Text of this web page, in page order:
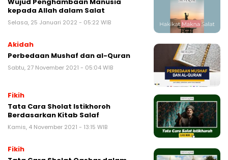
Wujud Penghambaan Manusia
kepada Allah dalam Salat
Selasa, 25 Januari 2022 - 05:22 WIB
Akidah
Perbedaan Mushaf dan al-Quran
Sabtu, 27 November 2021 - 05:04 WIB
Fikih
Tata Cara Sholat Istikhoroh
Berdasarkan Kitab Salaf
Kamis, 4 November 2021 - 13:15 WIB
Fikih